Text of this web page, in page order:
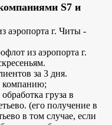
S7 и
аэропорта г. Читы -
из аэропорта г.
за 3 дня.
компанию;
груза в
(его получение в
в том случае, если